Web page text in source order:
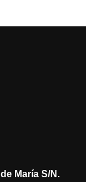
María S/N.